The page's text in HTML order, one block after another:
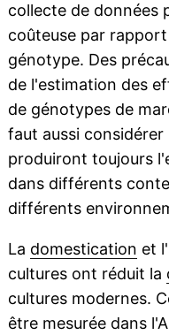
collecte de données
coûteuse par
génotype. Des
de l'estimation des
de génotypes de
faut aussi
produiront toujours
dans différents
différents
La domestication et
cultures ont réduit la
cultures modernes.
être mesurée dans